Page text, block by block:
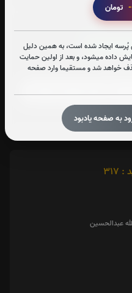
پُرسه ایجاد شده است، به همین دلیل
داده میشود، و بعد از اولین حمایت
خواهد شد و مستقیما وارد صفحه
به صفحه یادبود
- فانی